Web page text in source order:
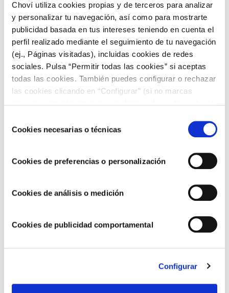
Choví utiliza cookies propias y de terceros para analizar
y personalizar tu navegación, así como para mostrarte
publicidad basada en tus intereses teniendo en cuenta el
perfil realizado mediante el seguimiento de tu navegación
(ej., Páginas visitadas), incluidas cookies de redes
sociales. Pulsa “Permitir todas las cookies” si aceptas
todas las cookies. También puedes configurar o rechazar
las cookies clicando en “Configurar” (si no marcas
COOKIES.
deCookies necesarias o técnicas
Cookies de preferencias o personalización
Cookies de análisis o medición
Cookies de publicidad comportamental
Configurar
sana. Los tradicionales guisos de legumbres con
verduras, de carne o pescado, y los arroces como la
paella de marisco o la paella valenciana
son platos
muy completos con unas excelentes propiedades
nutricionales.
¿Listos para desintoxicaros del verano con estos hábitos de
alimentación sana? Encuentra muchas más
recetas, ideas y trucos
para tus platos de cada día